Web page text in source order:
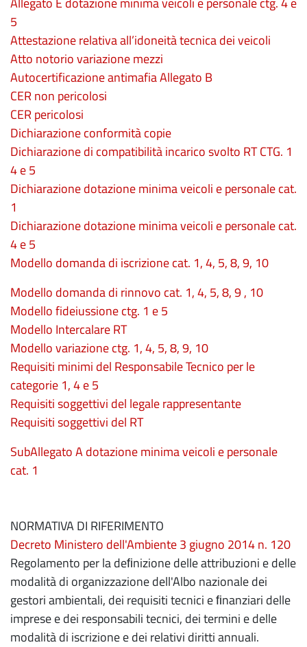
5
Attestazione relativa all’idoneità tecnica dei veicoli
Atto notorio variazione mezzi
Autocertificazione antimafia Allegato B
CER non pericolosi
CER pericolosi
Dichiarazione conformità copie
Dichiarazione di compatibilità incarico svolto RT CTG. 1
4 e 5
Dichiarazione dotazione minima veicoli e personale cat.
1
Dichiarazione dotazione minima veicoli e personale cat.
4 e 5
Modello domanda di iscrizione cat. 1, 4, 5, 8, 9, 10
Modello domanda di rinnovo cat. 1, 4, 5, 8, 9 , 10
Modello fideiussione ctg. 1 e 5
Modello Intercalare RT
Modello variazione ctg. 1, 4, 5, 8, 9, 10
Requisiti minimi del Responsabile Tecnico per le
categorie 1, 4 e 5
Requisiti soggettivi del legale rappresentante
Requisiti soggettivi del RT
SubAllegato A dotazione minima veicoli e personale
cat. 1
NORMATIVA DI RIFERIMENTO
Decreto Ministero dell'Ambiente 3 giugno 2014 n. 120
Regolamento per la deﬁnizione delle attribuzioni e delle
modalità di organizzazione dell'Albo nazionale dei
gestori ambientali, dei requisiti tecnici e ﬁnanziari delle
imprese e dei responsabili tecnici, dei termini e delle
modalità di iscrizione e dei relativi diritti annuali.